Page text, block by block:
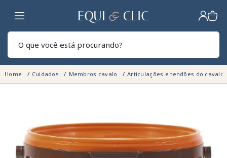
Lar
Home Cuidados Membros cavalo Articulações e tendões do cavalo